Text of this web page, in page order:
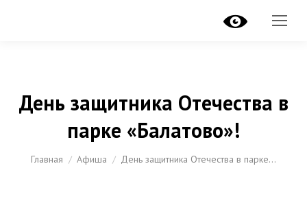
День защитника Отечества в
парке «Балатово»!
Вы здесь:
Главная Афиша День защитника Отечества в парке…